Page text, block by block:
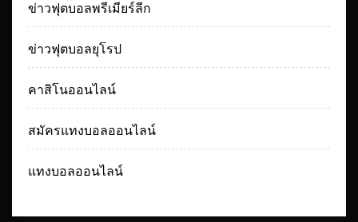
ข่าวฟุตบอลพรีเมียร์ลีก
ข่าวฟุตบอลยุโรป
คาสิโนออนไลน์
สมัครแทงบอลออนไลน์
แทงบอลออนไลน์